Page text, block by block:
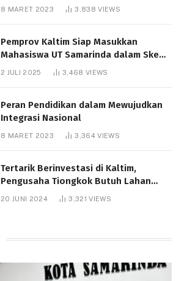
8 MARET 2023 3,838VIEWS
Pemprov Kaltim Siap Masukkan
Mahasiswa UT Samarinda dalam Skema
Bantuan Pendidikan Gratispol
2 JULI 2025 3,468 VIEWS
Peran Pendidikan dalam Mewujudkan
Integrasi Nasional
8 MARET 2023 3,364VIEWS
Tertarik Berinvestasi di Kaltim,
Pengusaha Tiongkok Butuh Lahan
1.000 Hektare
20 JUNI 2024 3,321VIEWS